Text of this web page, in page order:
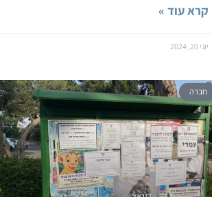
קרא עוד »
יוני 20, 2024
חברה